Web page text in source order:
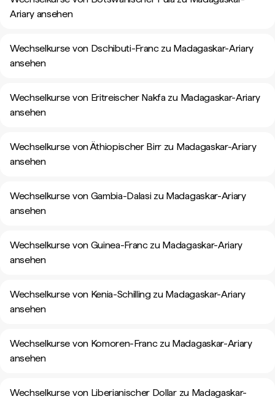
Ariary ansehen
Wechselkurse von Dschibuti-Franc zu Madagaskar-Ariary
ansehen
Wechselkurse von Eritreischer Nakfa zu Madagaskar-Ariary
ansehen
Wechselkurse von Äthiopischer Birr zu Madagaskar-Ariary
ansehen
Wechselkurse von Gambia-Dalasi zu Madagaskar-Ariary
ansehen
Wechselkurse von Guinea-Franc zu Madagaskar-Ariary
ansehen
Wechselkurse von Kenia-Schilling zu Madagaskar-Ariary
ansehen
Wechselkurse von Komoren-Franc zu Madagaskar-Ariary
ansehen
Wechselkurse von Liberianischer Dollar zu Madagaskar-